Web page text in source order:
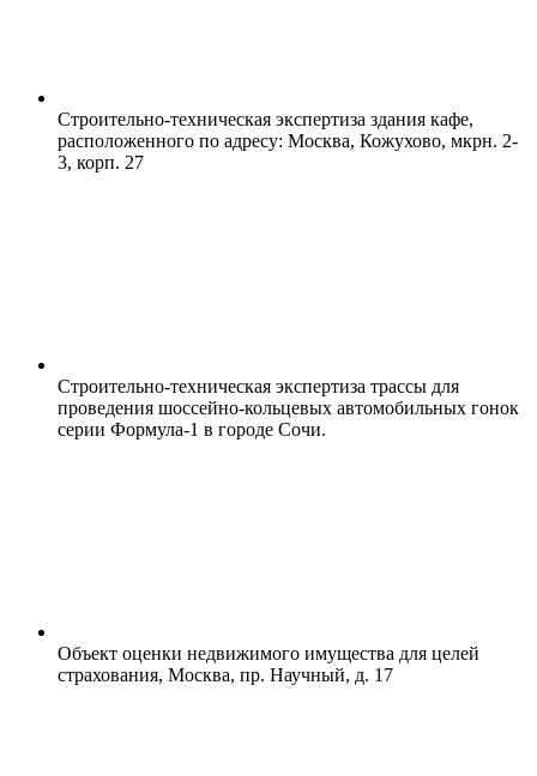
Строительно-техническая экспертиза здания кафе,
расположенного по адресу: Москва, Кожухово, мкрн. 2-
3, корп. 27
Строительно-техническая экспертиза трассы для
проведения шоссейно-кольцевых автомобильных гонок
серии Формула-1 в городе Сочи.
Объект оценки недвижимого имущества для целей
страхования, Москва, пр. Научный, д. 17